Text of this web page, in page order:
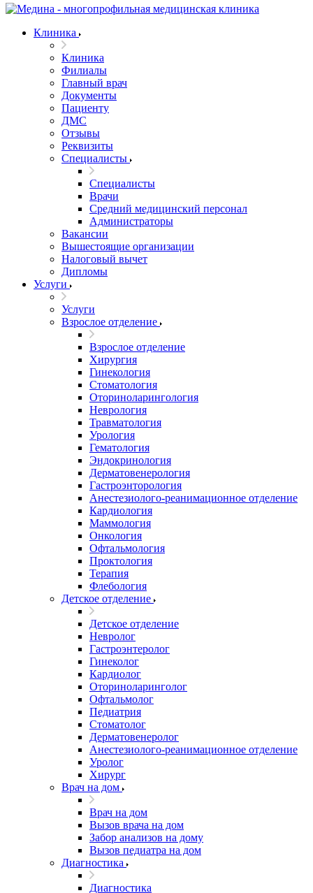
Клиника
Клиника
Филиалы
Главный врач
Документы
Пациенту
ДМС
Отзывы
Реквизиты
Специалисты
Специалисты
Врачи
Средний медицинский персонал
Администраторы
Вакансии
Вышестоящие организации
Налоговый вычет
Дипломы
Услуги
Услуги
Взрослое отделение
Взрослое отделение
Хирургия
Гинекология
Стоматология
Оториноларингология
Неврология
Травматология
Урология
Гематология
Эндокринология
Дерматовенерология
Гастроэнторология
Анестезиолого-реанимационное отделение
Кардиология
Маммология
Онкология
Офтальмология
Проктология
Терапия
Флебология
Детское отделение
Детское отделение
Невролог
Гастроэнтеролог
Гинеколог
Кардиолог
Оториноларинголог
Офтальмолог
Педиатрия
Стоматолог
Дерматовенеролог
Анестезиолого-реанимационное отделение
Уролог
Хирург
Врач на дом
Врач на дом
Вызов врача на дом
Забор анализов на дому
Вызов педиатра на дом
Диагностика
Диагностика